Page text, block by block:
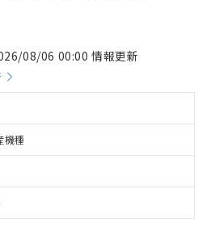
08/06 00:00 情報更新
機種